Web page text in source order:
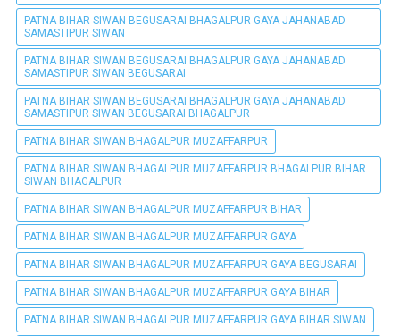
PATNA BIHAR SIWAN BEGUSARAI BHAGALPUR GAYA JAHANABAD
SAMASTIPUR SIWAN
PATNA BIHAR SIWAN BEGUSARAI BHAGALPUR GAYA JAHANABAD
SAMASTIPUR SIWAN BEGUSARAI
PATNA BIHAR SIWAN BEGUSARAI BHAGALPUR GAYA JAHANABAD
SAMASTIPUR SIWAN BEGUSARAI BHAGALPUR
PATNA BIHAR SIWAN BHAGALPUR MUZAFFARPUR
PATNA BIHAR SIWAN BHAGALPUR MUZAFFARPUR BHAGALPUR BIHAR
SIWAN BHAGALPUR
PATNA BIHAR SIWAN BHAGALPUR MUZAFFARPUR BIHAR
PATNA BIHAR SIWAN BHAGALPUR MUZAFFARPUR GAYA
PATNA BIHAR SIWAN BHAGALPUR MUZAFFARPUR GAYA BEGUSARAI
PATNA BIHAR SIWAN BHAGALPUR MUZAFFARPUR GAYA BIHAR
PATNA BIHAR SIWAN BHAGALPUR MUZAFFARPUR GAYA BIHAR SIWAN